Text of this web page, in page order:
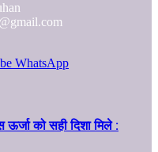
WhatsApp
ऊर्जा को सही दिशा मिले :